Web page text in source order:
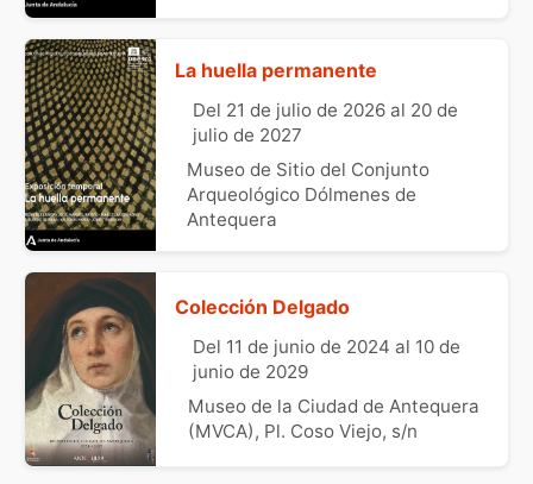
La huella permanente
Del 21 de julio de 2026 al 20 de
julio de 2027
Museo de Sitio del Conjunto
Arqueológico Dólmenes de
Antequera
Colección Delgado
Del 11 de junio de 2024 al 10 de
junio de 2029
Museo de la Ciudad de Antequera
(MVCA), Pl. Coso Viejo, s/n